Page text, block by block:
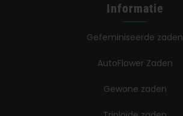
Informatie
Gefeminiseerde zaden
AutoFlower Zaden
Gewone zaden